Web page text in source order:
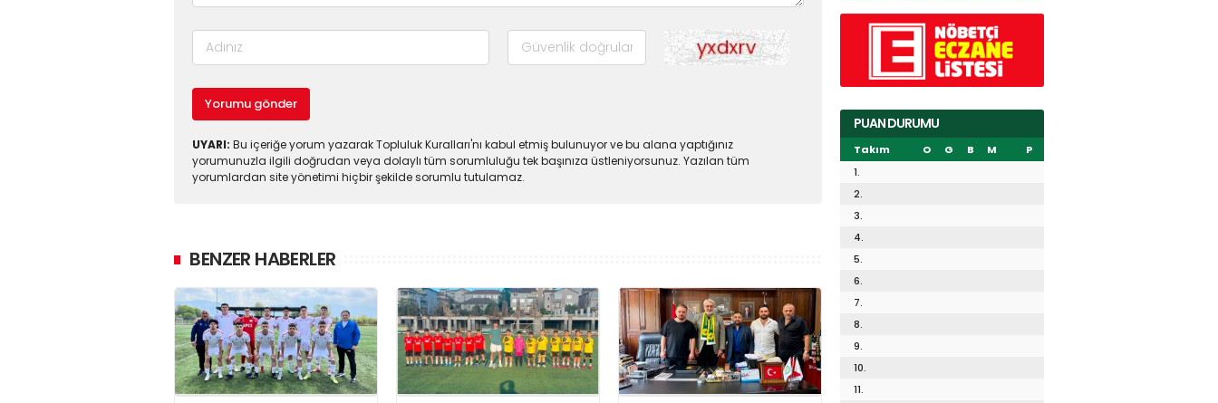
Yorumu gönder
UYARI: Bu içeriğe yorum yazarak Topluluk Kuralları'nı kabul etmiş bulunuyor ve bu alana yaptığınız
yorumunuzla ilgili doğrudan veya dolaylı tüm sorumluluğu tek başınıza üstleniyorsunuz. Yazılan tüm
yorumlardan site yönetimi hiçbir şekilde sorumlu tutulamaz.
BENZER HABERLER
PUAN DURUMU
Takım O G B M
P
1.
2.
3.
4.
5.
6.
7.
8.
9.
10.
11.